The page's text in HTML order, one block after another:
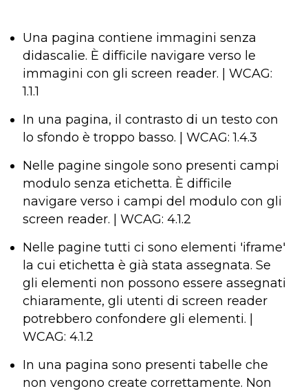
Una pagina contiene immagini senza
didascalie. È difficile navigare verso le
immagini con gli screen reader. | WCAG:
1.1.1
In una pagina, il contrasto di un testo con
lo sfondo è troppo basso. | WCAG: 1.4.3
Nelle pagine singole sono presenti campi
modulo senza etichetta. È difficile
navigare verso i campi del modulo con gli
screen reader. | WCAG: 4.1.2
Nelle pagine tutti ci sono elementi 'iframe'
la cui etichetta è già stata assegnata. Se
gli elementi non possono essere assegnati
chiaramente, gli utenti di screen reader
potrebbero confondere gli elementi. |
WCAG: 4.1.2
In una pagina sono presenti tabelle che
non vengono create correttamente. Non